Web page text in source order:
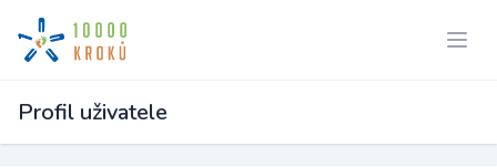
Profil uživatele